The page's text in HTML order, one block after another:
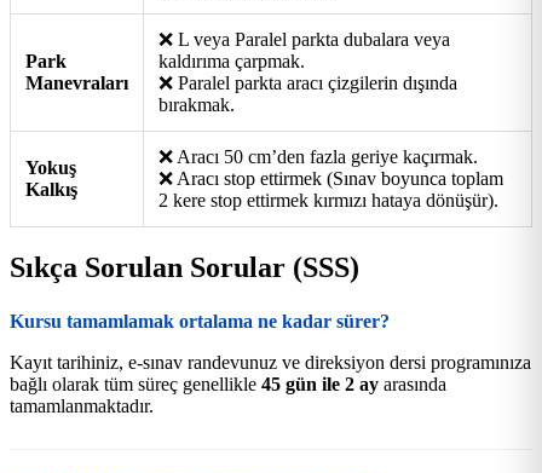
Park
Manevraları
❌ L veya Paralel parkta dubalara veya
kaldırıma çarpmak.
❌ Paralel parkta aracı çizgilerin dışında
bırakmak.
Yokuş
Kalkış
❌ Aracı 50 cm’den fazla geriye kaçırmak.
❌ Aracı stop ettirmek (Sınav boyunca toplam
2 kere stop ettirmek kırmızı hataya dönüşür).
Sıkça Sorulan Sorular (SSS)
Kursu tamamlamak ortalama ne kadar sürer?
Kayıt tarihiniz, e-sınav randevunuz ve direksiyon dersi programınıza
bağlı olarak tüm süreç genellikle 45 gün ile 2 ay arasında
tamamlanmaktadır.